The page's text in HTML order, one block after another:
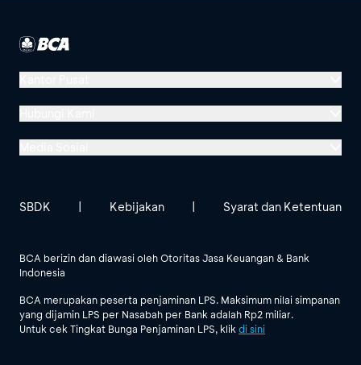
Menara BCA, Grand Indonesia
Jl. MH Thamrin No. 1
Lihat Semua Media Sosial
BCA berizin dan diawasi oleh Otoritas Jasa Keuangan & Bank
Indonesia
BCA merupakan peserta penjaminan LPS. Maksimum nilai simpanan
yang dijamin LPS per Nasabah per Bank adalah Rp2 miliar.
Untuk cek Tingkat Bunga Penjaminan LPS, klik di sini
SBDK | Kebijakan | Syarat dan Ketentuan